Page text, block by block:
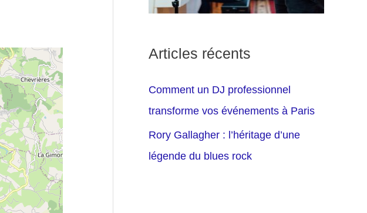
Articles récents
Comment un DJ professionnel
transforme vos événements à Paris
Rory Gallagher : l’héritage d’une
légende du blues rock